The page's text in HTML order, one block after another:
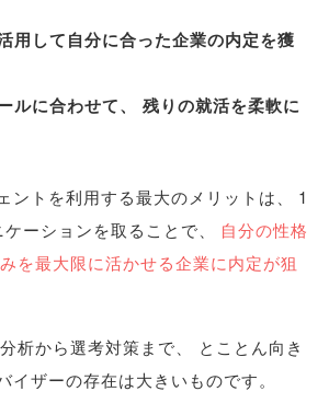
用して自分に合った企業の内定を獲
ルに合わせて、
残りの就活を柔軟に
ントを利用する最大のメリットは、
1
ーションを取ることで、
自分の性格
を最大限に活かせる企業に内定が狙
析から選考対策まで、
とことん向き
イザーの存在は大きいものです。